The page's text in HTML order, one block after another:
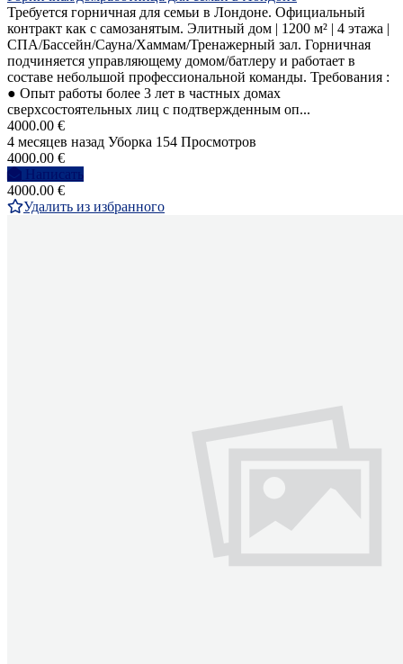
Требуется горничная для семьи в Лондоне. Официальный
контракт как с самозанятым. Элитный дом | 1200 м² | 4 этажа |
СПА/Бассейн/Сауна/Хаммам/Тренажерный зал. Горничная
подчиняется управляющему домом/батлеру и работает в
составе небольшой профессиональной команды. Требования :
● Опыт работы более 3 лет в частных домах
сверхсостоятельных лиц с подтвержденным оп...
4000.00 €
4 месяцев назад Уборка 154 Просмотров
4000.00 €
Написать
4000.00 €
Удалить из избранного